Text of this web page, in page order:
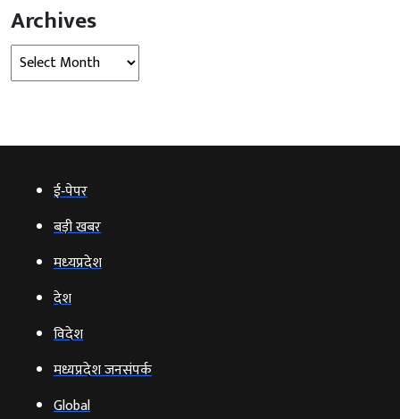
Archives
Archives
ई‑पेपर
बड़ी खबर
मध्‍यप्रदेश
देश
विदेश
मध्यप्रदेश जनसंपर्क
Global